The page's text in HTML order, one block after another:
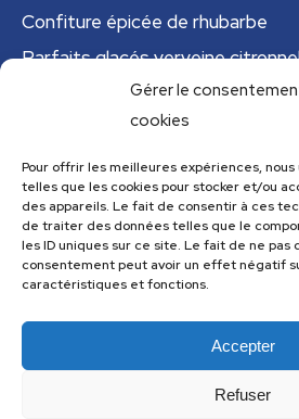
Gérer le
cookies
Pour offrir les meilleures expériences,
telles que les cookies pour stocker et/ou
des appareils. Le fait de consentir à ces
de traiter des données telles que le
les ID uniques sur ce site. Le fait de ne
consentement peut avoir un effet négatif
caractéristiques et fonctions.
Accepter
Refuser
Confiture épicée de rhubarbe
Parfaits glacés verveine
Tajine tunisien à la courgette (IG
Cannelloni de courgettes
Menu
Menu
Les recettes de cuisine.com utilise
surveiller l'accessibilité de notre site